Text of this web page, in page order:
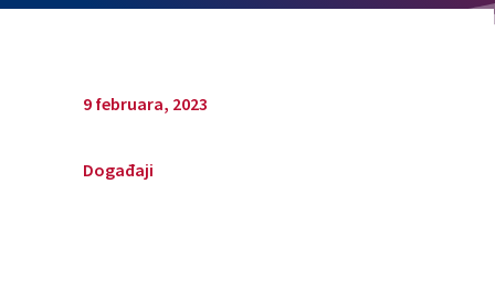
9 februara, 2023
Događaji